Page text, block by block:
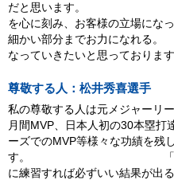
だと思います。 私は
を心に刻み、お客様の立場にな
細かい部分までお力に
なっていきたいと思っております
尊敬する人：松井秀喜選手
私の尊敬する人は元メジャーリ
月間MVP、日本人初の30本塁打
ーズでのMVP等様々な功績を残
す。 「努力するこ
に練習すれば必ずいい結果が出